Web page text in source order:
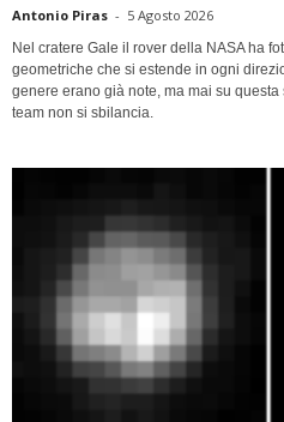
Antonio Piras - 5 Agosto 2026
Nel cratere Gale il rover della NASA ha
geometriche che si estende in ogni
genere erano già note, ma mai su
team non si sbilancia.